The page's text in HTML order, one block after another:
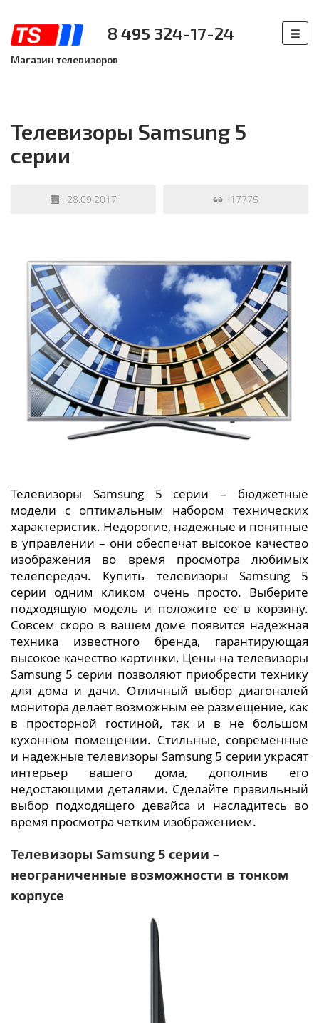
8 495 324-17-24
Магазин телевизоров
Телевизоры Samsung 5
серии
28.09.2017 17775
Телевизоры Samsung 5 серии – бюджетные
модели с оптимальным набором технических
характеристик. Недорогие, надежные и понятные
в управлении – они обеспечат высокое качество
изображения во время просмотра любимых
телепередач. Купить телевизоры Samsung 5
серии одним кликом очень просто. Выберите
подходящую модель и положите ее в корзину.
Совсем скоро в вашем доме появится надежная
техника известного бренда, гарантирующая
высокое качество картинки. Цены на телевизоры
Samsung 5 серии позволяют приобрести технику
для дома и дачи. Отличный выбор диагоналей
монитора делает возможным ее размещение, как
в просторной гостиной, так и в не большом
кухонном помещении. Стильные, современные
и надежные телевизоры Samsung 5 серии украсят
интерьер вашего дома, дополнив его
недостающими деталями. Сделайте правильный
выбор подходящего девайса и насладитесь во
время просмотра четким изображением.
Телевизоры Samsung 5 серии –
неограниченные возможности в тонком
корпусе